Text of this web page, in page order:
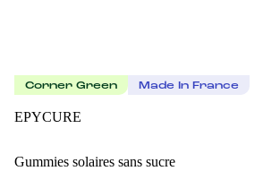
Corner Green Made In France
EPYCURE
Gummies solaires sans sucre